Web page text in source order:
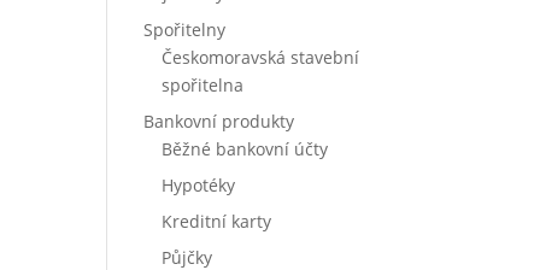
Spořitelny
Českomoravská stavební
spořitelna
Bankovní produkty
Běžné bankovní účty
Hypotéky
Kreditní karty
Půjčky